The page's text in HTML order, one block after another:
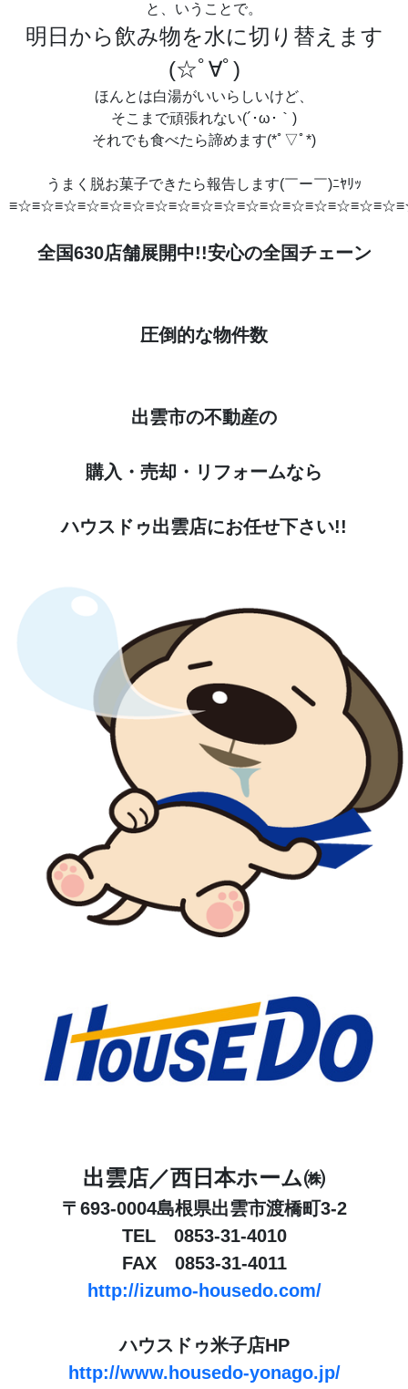
と、いうことで。
明日から飲み物を水に切り替えます
(☆ﾟ∀ﾟ)
ほんとは白湯がいいらしいけど、
そこまで頑張れない(´･ω･｀)
それでも食べたら諦めます(*ﾟ▽ﾟ*)
うまく脱お菓子できたら報告します(￣ー￣)ﾆﾔﾘｯ
全国630店舗展開中!!安心の全国チェーン
圧倒的な物件数
出雲市の不動産の
購入・売却・リフォームなら
ハウスドゥ出雲店にお任せ下さい!!
出雲店／西日本ホーム㈱
〒693-0004島根県出雲市渡橋町3-2
TEL 0853-31-4010
FAX 0853-31-4011
http://izumo-housedo.com/
ハウスドゥ米子店HP
http://www.housedo-yonago.jp/